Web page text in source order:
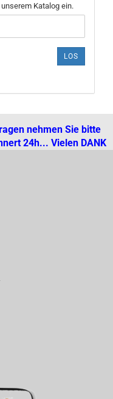
Katalog ein.
LOS
nehmen Sie bitte
24h... Vielen DANK